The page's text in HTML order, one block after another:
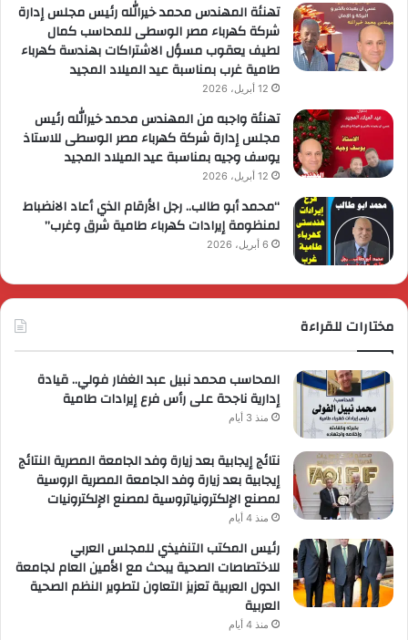
تهنئة المهندس محمد خيرالله رئيس مجلس إدارة
شركة كهرباء مصر الوسطى للمحاسب كمال
لطيف يعقوب مسؤل الاشتراكات بهندسة كهرباء
طامية غرب بمناسبة عيد الميلاد المجيد
12 أبريل، 2026
تهنئة واجبه من المهندس محمد خيرالله رئيس
مجلس إدارة شركة كهرباء مصر الوسطى للاستاذ
يوسف وجيه بمناسبة عيد الميلاد المجيد
12 أبريل، 2026
“محمد أبو طالب.. رجل الأرقام الذي أعاد الانضباط
لمنظومة إيرادات كهرباء طامية شرق وغرب”
6 أبريل، 2026
مختارات للقراءة
المحاسب محمد نبيل عبد الغفار فولي.. قيادة
إدارية ناجحة على رأس فرع إيرادات طامية
منذ 3 أيام
نتائج إيجابية بعد زيارة وفد الجامعة المصرية النتائج
إيجابية بعد زيارة وفد الجامعة المصرية الروسية
لمصنع الإلكترونياتروسية لمصنع الإلكترونيات
منذ 4 أيام
رئيس المكتب التنفيذي للمجلس العربي
للاختصاصات الصحية يبحث مع الأمين العام لجامعة
الدول العربية تعزيز التعاون لتطوير النظم الصحية
العربية
منذ 4 أيام